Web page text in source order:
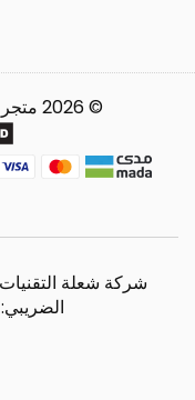
© 2026 متجر نيوتك. جميع الحقوق محفوظة
الضريبي: 311005459600003©